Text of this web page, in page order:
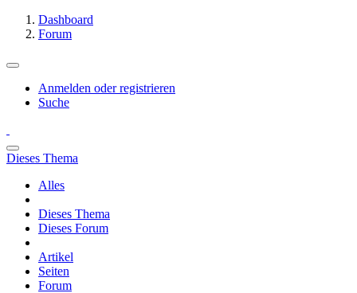
Dashboard
Forum
Anmelden oder registrieren
Suche
Dieses Thema
Alles
Dieses Thema
Dieses Forum
Artikel
Seiten
Forum